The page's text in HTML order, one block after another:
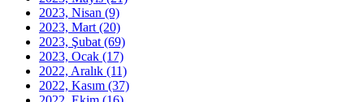
2023, Nisan (9)
2023, Mart (20)
2023, Şubat (69)
2023, Ocak (17)
2022, Aralık (11)
2022, Kasım (37)